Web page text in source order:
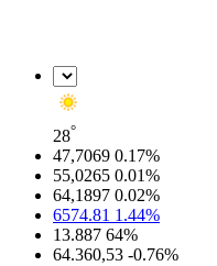
28°
47,7069 0.17%
55,0265 0.01%
64,1897 0.02%
6574.81 1.44%
13.887 64%
64.360,53 -0.76%